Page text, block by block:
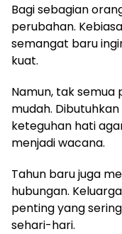
Bagi sebagian
perubahan.
semangat baru
kuat.
Namun, tak
mudah.
keteguhan hati
menjadi wacana.
Tahun baru juga
hubungan.
penting yang
sehari-hari.